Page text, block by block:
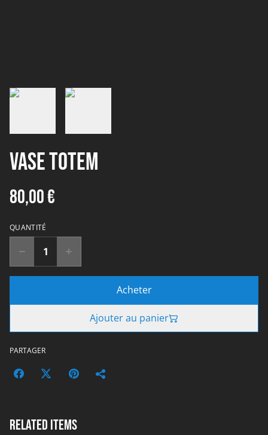
Vase totem
80,00 €
QUANTITÉ
Acheter
Ajouter au panier
PARTAGER
Related items